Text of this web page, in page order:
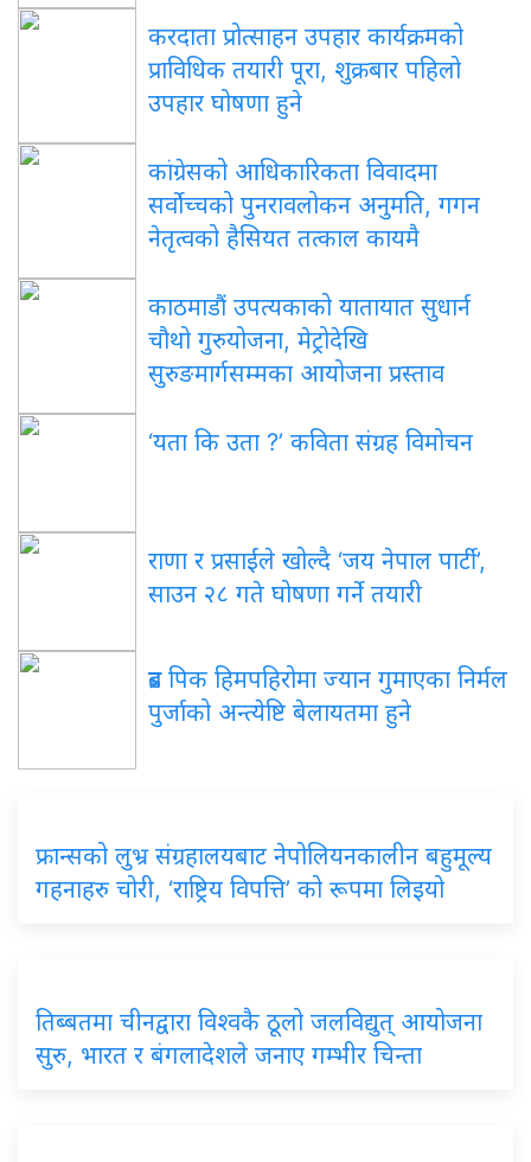
करदाता प्रोत्साहन उपहार कार्यक्रमको
प्राविधिक तयारी पूरा, शुक्रबार पहिलो
उपहार घोषणा हुने
कांग्रेसको आधिकारिकता विवादमा
सर्वोच्चको पुनरावलोकन अनुमति, गगन
नेतृत्वको हैसियत तत्काल कायमै
काठमाडौं उपत्यकाको यातायात सुधार्न
चौथो गुरुयोजना, मेट्रोदेखि
सुरुङमार्गसम्मका आयोजना प्रस्ताव
‘यता कि उता ?’ कविता संग्रह विमोचन
राणा र प्रसाईंले खोल्दै ‘जय नेपाल पार्टी’,
साउन २८ गते घोषणा गर्ने तयारी
ब्रड पिक हिमपहिरोमा ज्यान गुमाएका निर्मल
पुर्जाको अन्त्येष्टि बेलायतमा हुने
फ्रान्सको लुभ्र संग्रहालयबाट नेपोलियनकालीन बहुमूल्य
गहनाहरु चोरी, ‘राष्ट्रिय विपत्ति’ को रूपमा लिइयो
तिब्बतमा चीनद्वारा विश्वकै ठूलो जलविद्युत् आयोजना
सुरु, भारत र बंगलादेशले जनाए गम्भीर चिन्ता